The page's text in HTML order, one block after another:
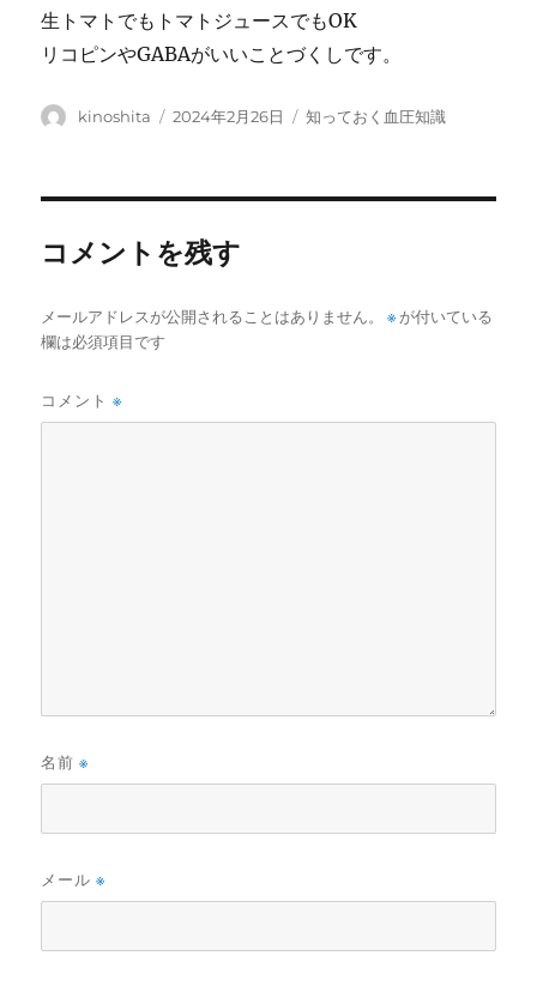
生トマトでもトマトジュースでもOK
リコピンやGABAがいいことづくしです。
投
kinoshita
投
2024年2月26日
カ
知っておく血圧知識
コメントを残す
メールアドレスが公開されることはありません。 ※ が付いている
欄は必須項目です
コメント※
名前※
メール※